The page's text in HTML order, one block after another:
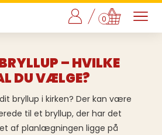
0
– HVILKE
DU VÆLGE?
bryllup i kirken? Der kan være
til et bryllup, der har det
af planlægningen ligge på